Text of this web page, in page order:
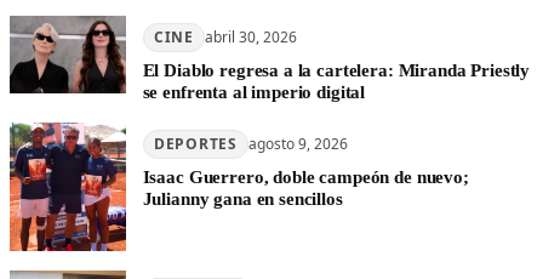
CINE abril 30, 2026
El Diablo regresa a la cartelera: Miranda Priestly
se enfrenta al imperio digital
DEPORTES agosto 9, 2026
Isaac Guerrero, doble campeón de nuevo;
Julianny gana en sencillos